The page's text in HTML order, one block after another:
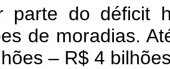
parte do déficit
de moradias.
– R$ 4